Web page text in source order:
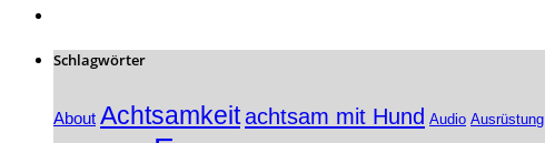
Schlagwörter
About Achtsamkeitachtsam mit Hund Audio Ausrüstung